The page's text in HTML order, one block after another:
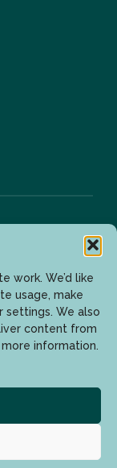
work. We’d like
usage, make
settings. We also
content from
information.
lütfen mail